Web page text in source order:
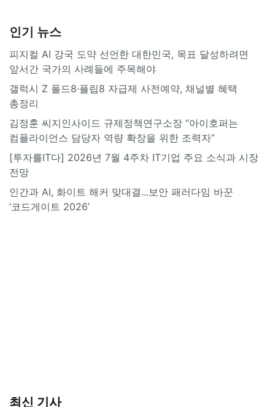
인기 뉴스
피지컬 AI 강국 도약 선언한 대한민국, 목표 달성하려면
앞서간 국가의 사례들에 주목해야
갤럭시 Z 폴드8·플립8 자급제 사전예약, 채널별 혜택
총정리
김정훈 씨지인사이드 규제정책연구소장 “아이호퍼는
컴플라이언스 담당자 역량 확장을 위한 조력자”
[투자를IT다] 2026년 7월 4주차 IT기업 주요 소식과 시장
전망
인간과 AI, 화이트 해커 맞대결...보안 패러다임 바꾼
‘코드게이트 2026’
최신 기사